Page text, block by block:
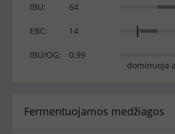
IBU: 64
EBC: 14
IBU/OG:
0.99
dominuoja
Fermentuojamos medžiagos